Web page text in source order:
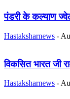
पंडरी के कल्याण
Hastaksharnews -
विकसित भारत जी
Hastaksharnews -